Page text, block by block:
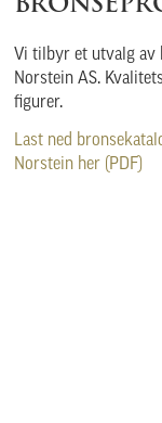
Vi tilbyr et utvalg av
Norstein AS.
figurer.
Last ned
Norstein her (PDF)